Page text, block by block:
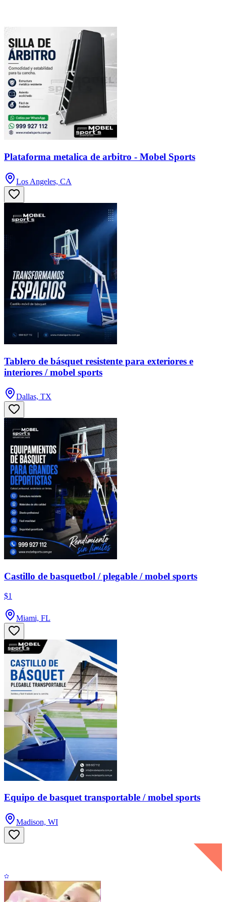
Plataforma metalica de arbitro - Mobel Sports
Los Angeles, CA
Tablero de básquet resistente para exteriores e
interiores / mobel sports
Dallas, TX
Castillo de basquetbol / plegable / mobel sports
$1
Miami, FL
Equipo de basquet transportable / mobel sports
Madison, WI